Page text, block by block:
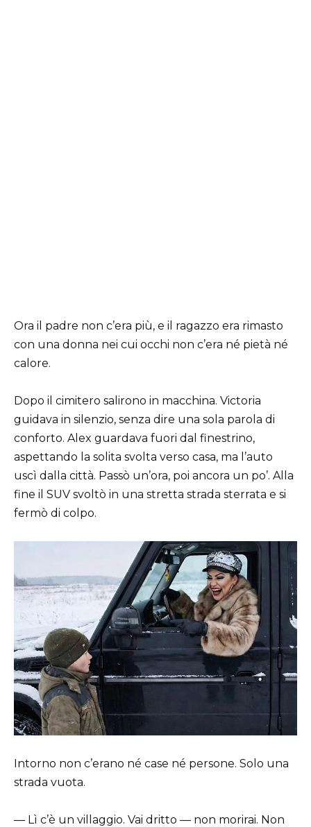
Ora il padre non c’era più, e il ragazzo era rimasto
con una donna nei cui occhi non c’era né pietà né
calore.
Dopo il cimitero salirono in macchina. Victoria
guidava in silenzio, senza dire una sola parola di
conforto. Alex guardava fuori dal finestrino,
aspettando la solita svolta verso casa, ma l’auto
uscì dalla città. Passò un’ora, poi ancora un po’. Alla
fine il SUV svoltò in una stretta strada sterrata e si
fermò di colpo.
Intorno non c’erano né case né persone. Solo una
strada vuota.
— Lì c’è un villaggio. Vai dritto — non morirai. Non